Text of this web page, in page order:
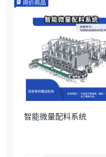
询价商品
智能微量配料系统